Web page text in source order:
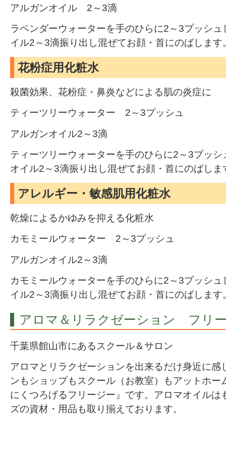
アルガンオイル 2～3滴
ラベンダーウォーターを手のひらに2～3プッシ
イル2～3滴振り出し混ぜてお顔・首にのばします
花粉症用化粧水
殺菌効果、花粉症・鼻炎などによる肌の炎症に
ティーツリーウォーター 2～3プッシュ
アルガンオイル2～3滴
ティーツリーウォーターを手のひらに2～3プッ
オイル2～3滴振り出し混ぜてお顔・首にのばしま
アレルギー・敏感肌用化粧水
乾燥によるかゆみを抑える化粧水
カモミールウォーター 2～3プッシュ
アルガンオイル2～3滴
カモミールウォーターを手のひらに2～3プッシ
イル2～3滴振り出し混ぜてお顔・首にのばします
アロマ＆リラクゼーション フリ
千葉県館山市にあるスクール＆サロン
アロマとリラクゼーションを出来るだけ身近に感
ンもショップもスクール（お教室）もアットホー
にくつろげるフリージー』です。アロマオイルは
ズの資材・用品も取り揃えております。